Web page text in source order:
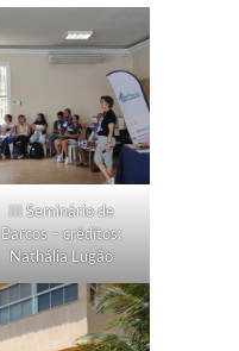
III Seminário de
Barcos – créditos:
Nathália Lugão